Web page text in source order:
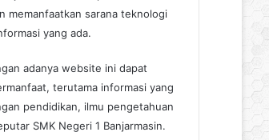
memanfaatkan sarana teknologi
yang ada.
adanya website ini dapat
terutama informasi yang
pendidikan, ilmu pengetahuan
SMK Negeri 1 Banjarmasin.